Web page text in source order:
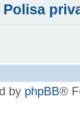
Polisa
by phpBB®